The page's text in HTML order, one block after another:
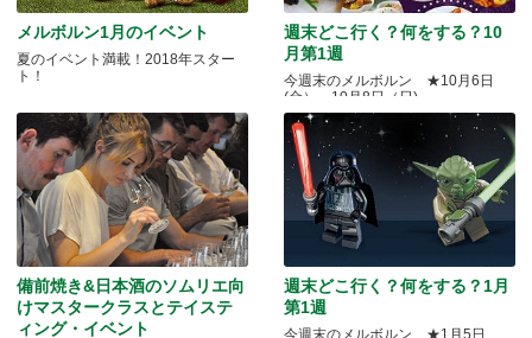
メルボルン1月のイベント
夏のイベント満載！2018年スター
ト！
週末どこ行く？何をする？10
月第1週
今週末のメルボルン ★10月6日
(金）～10月8日（日)
備前焼き&日本酒のソムリエ向
けマスタークラスとテイステ
ィング・イベント
週末どこ行く？何をする？1月
第1週
今週末のメルボルン ★1月5日